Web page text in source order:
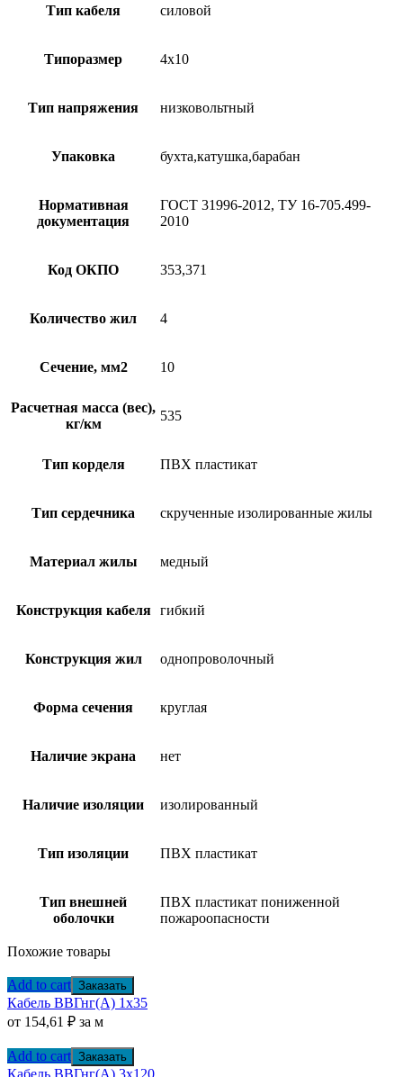
Тип кабеля силовой
Типоразмер 4х10
Тип напряжения низковольтный
Упаковка бухта,катушка,барабан
Нормативная
документация
ГОСТ 31996-2012, ТУ 16-705.499-
2010
Код ОКПО 353,371
Количество жил 4
Сечение, мм2 10
Расчетная масса (вес),
кг/км
535
Тип корделя ПВХ пластикат
Тип сердечника скрученные изолированные жилы
Материал жилы медный
Конструкция кабеля гибкий
Конструкция жил однопроволочный
Форма сечения круглая
Наличие экрана нет
Наличие изоляции изолированный
Тип изоляции ПВХ пластикат
Тип внешней
оболочки
ПВХ пластикат пониженной
пожароопасности
Похожие товары
Add to cart Заказать
Кабель ВВГнг(А) 1х35
от 154,61 ₽ за м
Add to cart Заказать